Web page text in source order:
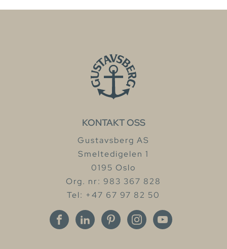
KONTAKT OSS
Gustavsberg AS
Smeltedigelen 1
0195 Oslo
Org. nr: 983 367 828
Tel: +47 67 97 82 50